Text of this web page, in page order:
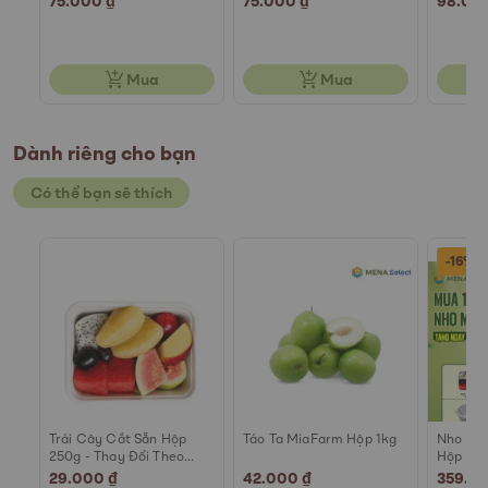
Mua Mua
Dành riêng cho bạn
Có thể bạn sẽ thích
Trái Cây Cắt Sẵn Hộp
250g - Thay Đổi Theo
Ngày
29.000 ₫
Táo Ta MiaFarm Hộp 1kg
42.000 ₫
-16%
Nho
Hộp
Special